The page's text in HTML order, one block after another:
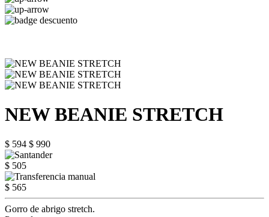
NEW BEANIE STRETCH
$ 594 $ 990
$ 505
$ 565
Gorro de abrigo stretch.